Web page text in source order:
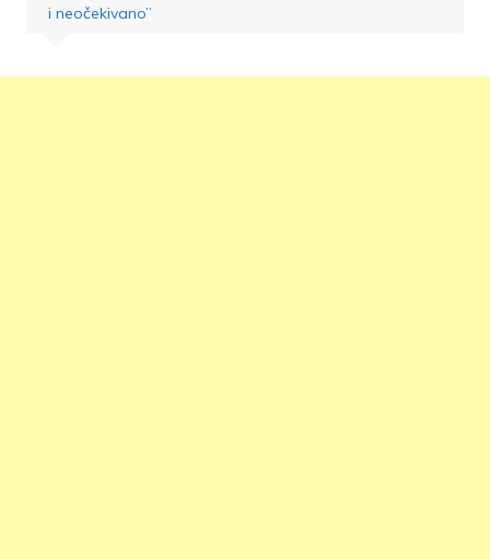
i neočekivano”